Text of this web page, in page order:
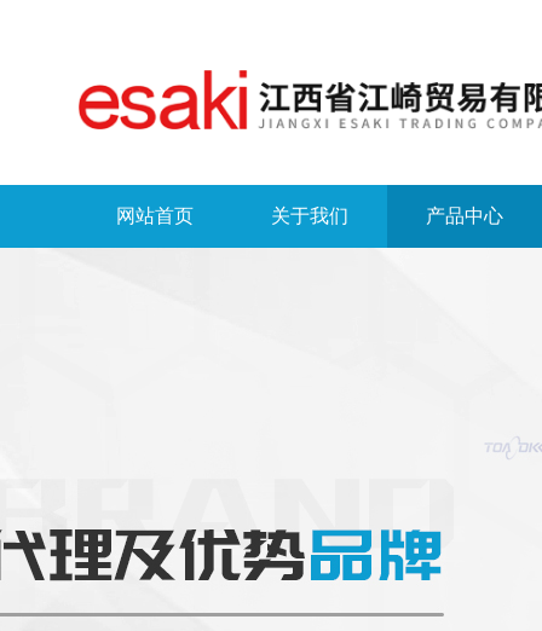
网站首页 关于我们 产品中心